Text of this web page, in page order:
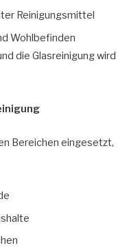
Reinigungsmittel
Wohlbefinden
die Glasreinigung wird
Bereichen eingesetzt,